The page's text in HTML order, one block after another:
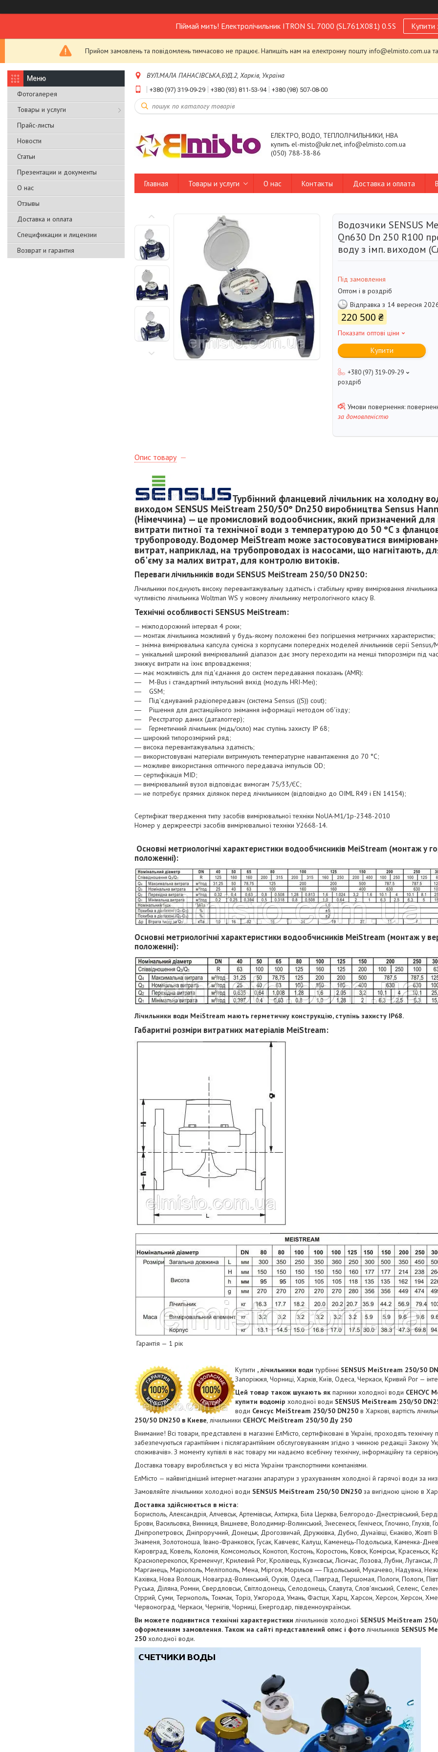
Піймай мить! Електролічильник ITRON SL 7000 (SL761X081) 0.5S Купити
Прийом замовлень та повідомлень тимчасово не працює. Напишіть нам на електронну пошту info@elmisto.com.ua
Фотогалерея
Товары и услуги
Прайс-листы
Новости
Статьи
Презентации и документы
О нас
Отзывы
Доставка и оплата
Спецификации и лицензии
Возврат и гарантия
ВУЛ.МАЛА ПАНАСІВСЬКА,БУД.2, Харків, Україна
+380 (97) 319-09-29 +380 (93) 811-53-94 +380 (98) 507-08-00
ЕЛЕКТРО, ВОДО, ТЕПЛОЛІЧИЛЬНИКИ, НВА
купить el-misto@ukr.net, info@elmisto.com.ua
(050) 788-38-86
Главная Товары и услуги О нас Контакты Доставка и оплата
Водозчики SENSUS
Qn630 Dn 250 R100
воду з імп. виходом
Під замовлення
Оптом і в роздріб
Відправка з 14 вересня
220 500 ₴
Показати оптові ціни
Купити
+380 (97) 319-09-29
роздріб
за домовленістю
Опис товару
Турбінний фланцевий лічильник на холодну
виходом SENSUS MeiStream 250/50° Dn250 виробництва Sensus
(Німеччина) — це промисловий водообчисник, який призначений для
витрати питної та технічної води з температурою до 50 °C з
трубопроводу. Водомер MeiStream може застосовуватися
витрат, наприклад, на трубопроводах із насосами, що нагнітають,
об'єму за малих витрат, для контролю витоків.
Переваги лічильників води SENSUS MeiStream 250/50​ DN250:
Лічильники поєднують високу перевантажувальну здатність і стабільну криву вимірювання
чутливістю лічильника Woltman WS у новому лічильнику метрологічного класу В.
Технічні особливості SENSUS MeiStream:
— міжподорожний інтервал 4 роки;
― монтаж лічильника можливий у будь-якому положенні без погіршення метричних характеристик;
— знімна вимірювальна капсула сумісна з корпусами попередніх моделей лічильників серії
— унікальний широкий вимірювальний діапазон дає змогу переходити на менші типорозміри під
знижує витрати на їхнє впровадження;
― має можливість для під'єднання до систем передавання показань (AMR):
― M-Bus і стандартний імпульсний вихід (модуль HRI-Mei);
― GSM;
― Під'єднуваний радіопередавач (система Sensus ((S)) cout);
― Рішення для дистанційного знімання інформації методом об'їзду;
― Реєстратор даних (даталоггер);
― Герметичний лічильник (мідь/скло) має ступінь захисту IP 68;
― широкий типорозмірний ряд;
― висока перевантажувальна здатність;
― використовувані матеріали витримують температурне навантаження до 70 °C;
― можливе використання оптичного передавача імпульсів OD;
― сертифікація MID;
― вимірювальний вузол відповідає вимогам 75/33/ЄС;
― не потребує прямих ділянок перед лічильником (відповідно до OIML R49 і EN 14154);
Сертифікат твердження типу засобів вимірювальної техніки NoUA-M1/1р-2348-2010
Номер у держреестрі засобів вимірювальної техніки У2668-14.
Основні метриологічні характеристики водообчисників MeiStream (монтаж у
положенні):
Основні метриологічні характеристики водообчисників MeiStream (монтаж у
положенні):
Лічильники води MeiStream мають герметичну конструкцію, ступінь захисту IP68.
Габаритні розміри витратних матеріалів MeiStream:
Гарантія — 1 рік
Купити , лічильники води турбінні SENSUS MeiStream 250/50​
Запоріжжя, Чорниці, Харків, Київ, Одеса, Черкаси, Кривий Рог —
Цей товар також шукають як парники холодної води СЕНСУС
купити водомір холодної води SENSUS MeiStream 250/50​
води Сенсус MeiStream 250/50​ DN250 в Харкові, вартість
250/50​ DN250 в Киеве, лічильники СЕНСУС MeiStream 250/50 Ду 250
Внимание! Всі товари, представлені в магазині ЕлМісто, сертифіковані в Україні, проходять технічну
забезпечуються гарантійним і післягарантійним обслуговуванням згідно з чинною редакції Закону
споживачів». З моменту купівлі в нас товару ми надаємо всебічну технічну, інформаційну та
Доставка товару виробляється у всі міста України транспортними компаніями.
ЕлМісто — найвигідніший інтернет-магазин апаратури з урахуванням холодної й гарячої води за
Замовляйте лічильники холодної води SENSUS MeiStream 250/50​ DN250 за вигідною ціною в
Доставка здійснюється в міста:
Борисполь, Александрія, Алчевськ, Артемівськ, Ахтирка, Біла Церква, Белгородо-Днестрівський,
Брови, Васильовка, Винниця, Вишневе, Володимир-Волинський, Знесенеск, Геніческ, Глочино, Глухів,
Дніпропетровск, Дніпроручний, Донецьк, Дрогозвичай, Дружківка, Дубно, Дунаївці, Єнаківо, Жовті
Знаменя, Золотоноша, Івано-Франковск, Гусак, Кавчевс, Калуш, Каменець-Подольська, Каменка-
Кировград, Ковель, Коломія, Комсомольск, Конотоп, Костонь, Коростонь, Ковск, Комірськ, Красеньск,
Красноперекопск, Кременчуг, Крилевий Рог, Кролівець, Кузнєвськ, Лісичас, Лозова, Лубни, Луганськ,
Марганець, Маріополь, Мелітополь, Мена, Міргоя, Морільов ― Підольський, Мукачево, Надувна,
Кахівка, Нова Волошк, Новаград-Волинський, Оухів, Одеса, Павград, Першомая, Пологи, Пологи,
Руська, Діляна, Ромни, Свердловськ, Світлодонець, Селодонець, Славута, Слов'янський, Селенс,
Стррий, Суми, Тернополь, Токмак, Торіз, Ужгорода, Умань, Фастци, Харц, Харсон, Херсон, Херсон,
Червоноград, Черкаси, Чернігів, Чорниці, Енергодар, південноукраїнськ.
Ви можете подивитися технічні характеристики лічильників холодної SENSUS MeiStream
оформленням замовлення. Також на сайті представлений опис і фото лічильників SENSUS
250 холодної води.